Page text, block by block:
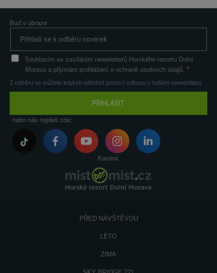
Buď v obraze
PŘIHLÁSIT
Souhlasím se zasíláním newsletterů Horského resortu Dolní
Morava a přijímám prohlášení o ochraně osobních údajů.
Z odběru se můžete kdykoli odhlásit pomocí odkazu v našem newsletteru.
nebo nás najdeš zde:
Kariéra:
PŘED NÁVŠTĚVOU
LÉTO
ZIMA